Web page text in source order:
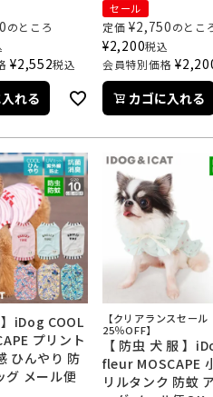
のところ
¥2,552税込
れる
セール
定価 ¥2,750のとこ
¥2,200税込
会員特別価格 ¥
カゴに入れる
】iDog COOL
プリント
ひんやり 防
グ メール便
【クリアランスセール
25％OFF】
【 防虫 犬 服 】
fleur MOSCAPE
リルタンク 防蚊